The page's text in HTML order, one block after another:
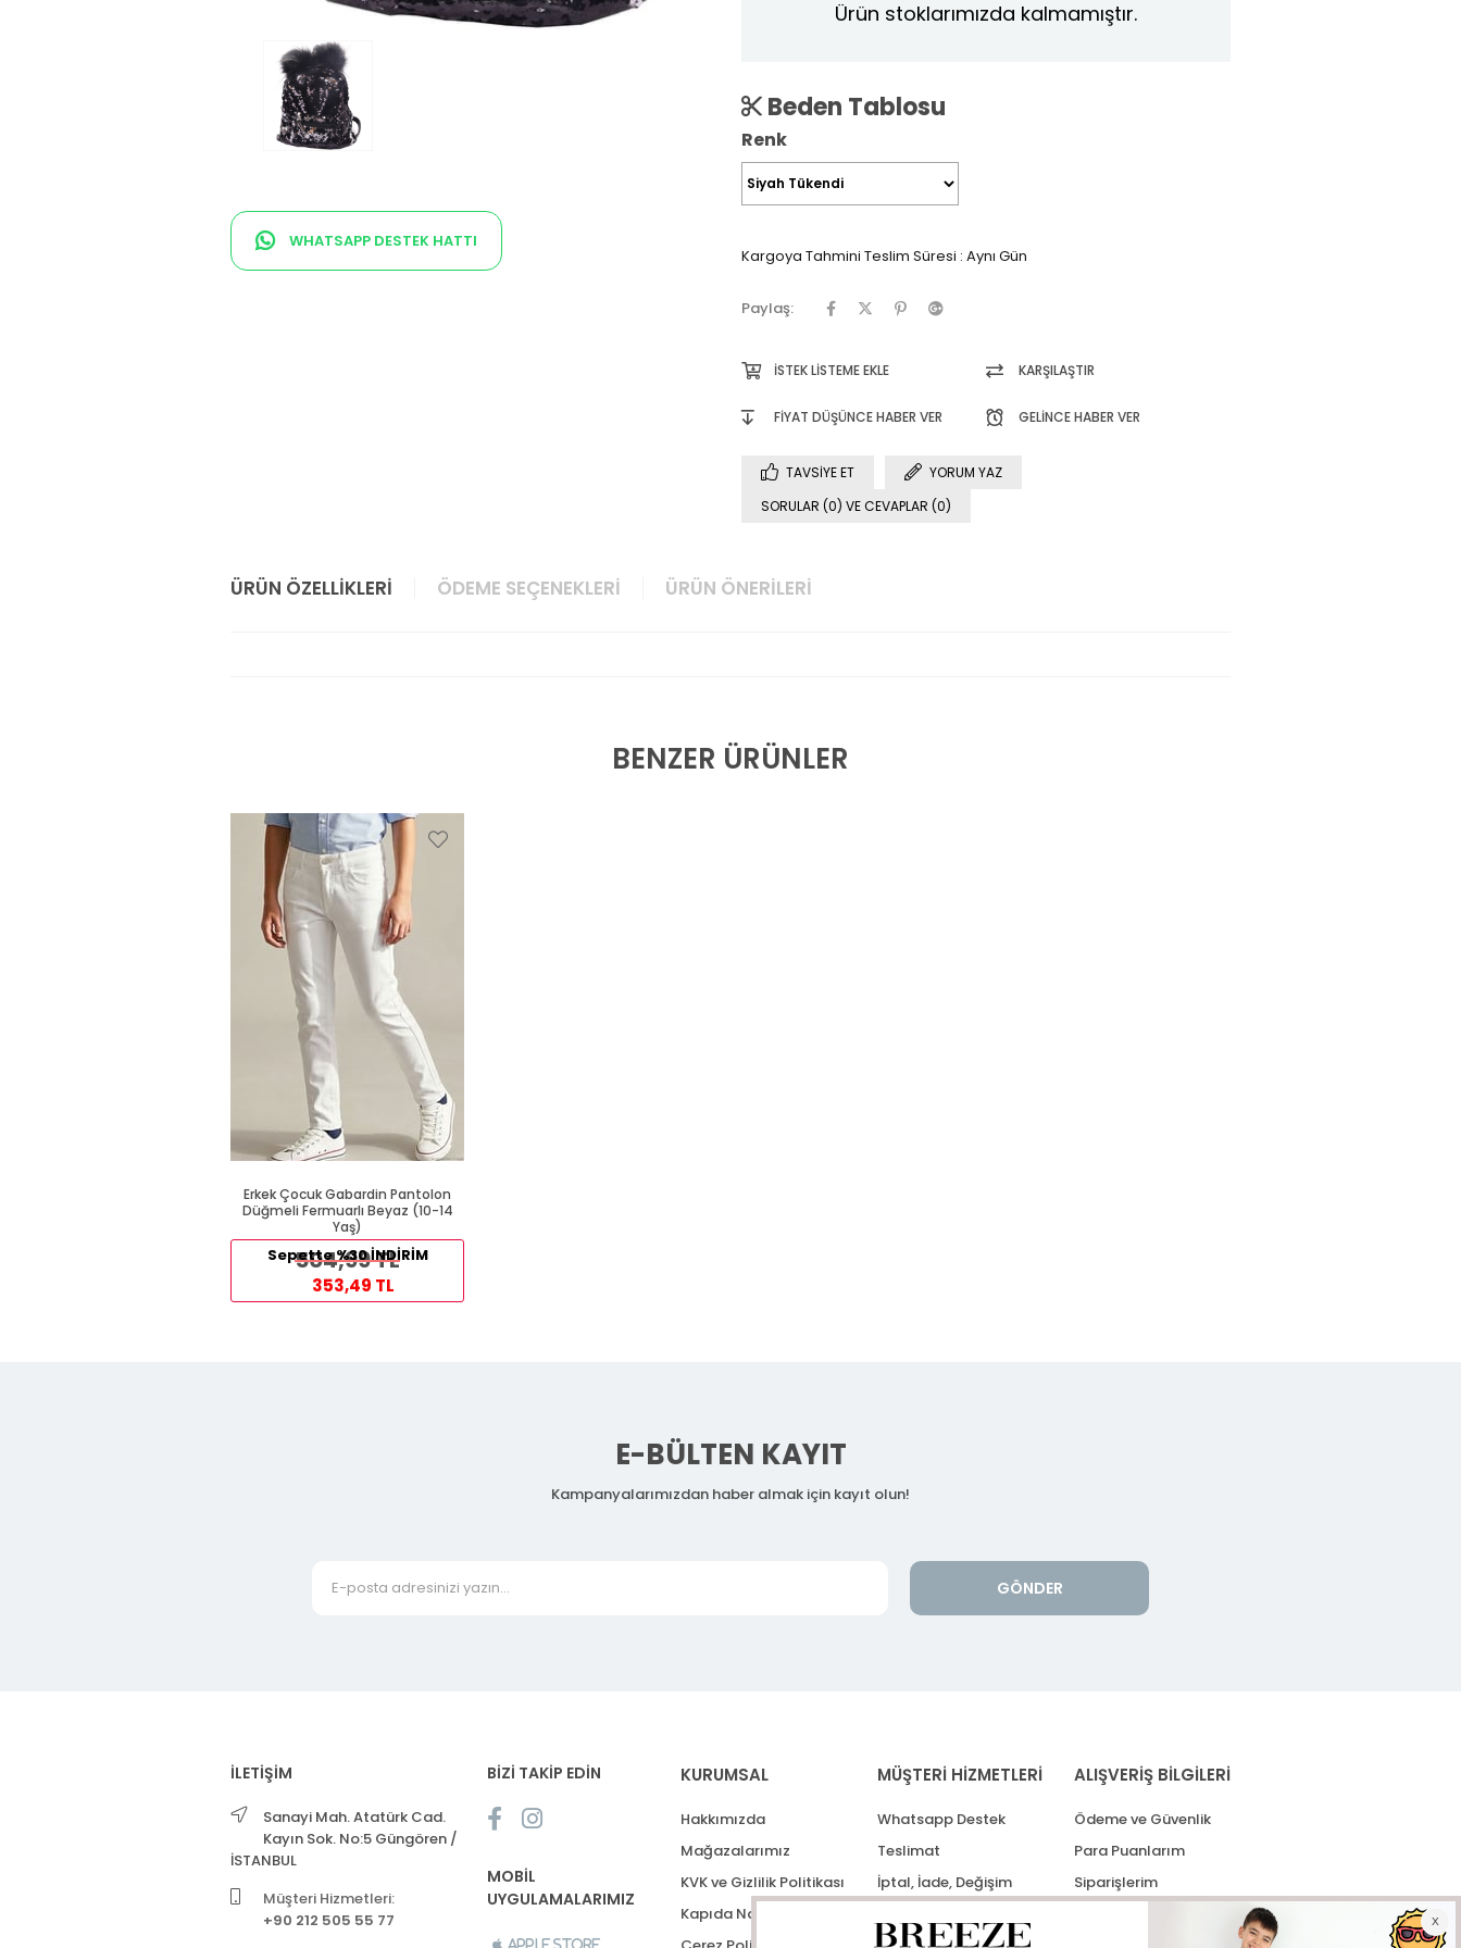
WHATSAPP DESTEK HATTI
Ürün stoklarımızda kalmamıştır.
Beden Tablosu
Renk
Kargoya Tahmini Teslim Süresi : Aynı Gün
Paylaş:
İSTEK LISTEME EKLE KARŞILAŞTIR
FIYAT DÜŞÜNCE HABER VER GELINCE HABER VER
TAVSIYE ET
YORUM YAZ
SORULAR (0) VE CEVAPLAR (0)
ÜRÜN ÖZELLIKLERI ÖDEME SEÇENEKLERI ÜRÜN ÖNERILERI
BENZER ÜRÜNLER
Erkek Çocuk Gabardin Pantolon
Düğmeli Fermuarlı Beyaz (10-14
Yaş)
504,99 TL
Sepette %30 İNDİRİM
353,49 TL
E-BÜLTEN KAYIT
Kampanyalarımızdan haber almak için kayıt olun!
GÖNDER
İLETİŞİM
Sanayi Mah. Atatürk Cad.
Kayın Sok. No:5 Güngören /
İSTANBUL
Müşteri Hizmetleri:
+90 212 505 55 77
BİZİ TAKİP EDİN
MOBİL
UYGULAMALARIMIZ
Apple Store
KURUMSAL
Hakkımızda
Mağazalarımız
KVK ve Gizlilik Politikası
Kapıda Nakit Ödeme
MÜŞTERİ HİZMETLERİ
Whatsapp Destek
Teslimat
İptal, İade, Değişim
ALIŞVERİŞ BİLGİLERİ
Ödeme ve Güvenlik
Para Puanlarım
Siparişlerim